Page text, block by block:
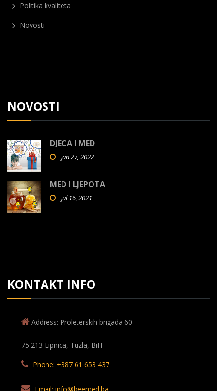
Politika kvaliteta
Novosti
NOVOSTI
DJECA I MED
jan 27, 2022
MED I LJEPOTA
jul 16, 2021
KONTAKT INFO
Address: Proleterskih brigada 60
75 213 Lipnica, Tuzla, BiH
Phone: +387 61 653 437
Email: info@beemed.ba